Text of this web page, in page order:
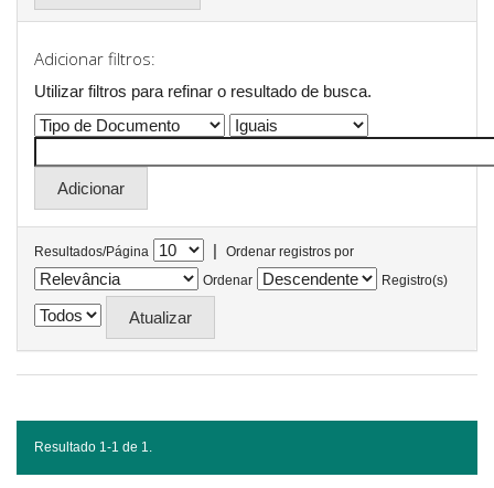
Adicionar filtros:
Utilizar filtros para refinar o resultado de busca.
Resultados/Página |
Ordenar registros por
Ordenar
Registro(s)
Resultado 1-1 de 1.